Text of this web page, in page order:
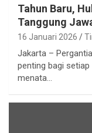
Tahun Baru,
Tanggung
16 Januari 2026
Jakarta –
penting bagi
menata…